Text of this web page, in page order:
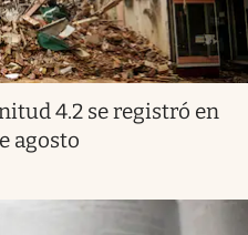
4.2 se registró en
agosto